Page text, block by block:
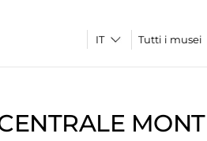
Tutti i musei